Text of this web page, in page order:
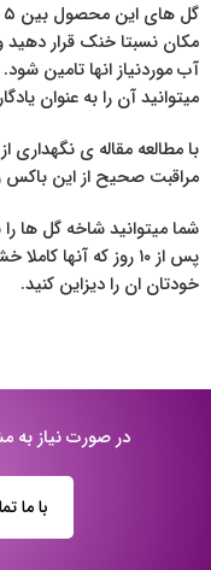
مکان نسبتا خنک قرار دهید
آب موردنیاز انها تامین
میتوانید آن را به عنوان
با مطالعه مقاله ی نگهداری
مراقبت صحیح از این باکس
شما میتوانید شاخه گل ها
پس از ۱۰ روز که آنها
خودتان ان را دیزاین کنید.
در صورت نیاز به
با ما تماس